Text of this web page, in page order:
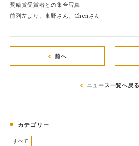
奨励賞受賞者との集合写真
前列左より、東野さん、Chenさん
前へ
ニュース一覧へ戻る
カテゴリー
すべて